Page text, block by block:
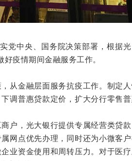
党中央、国务院决策部署，根据
疫情期间金融服务工作。
金融层面服务抗疫工作。制定
调普惠贷款定价，扩大分行零售
，光大银行提供专属经营类贷
网点优先办理，同时还为小微客
业资金使用和周转压力。对于医